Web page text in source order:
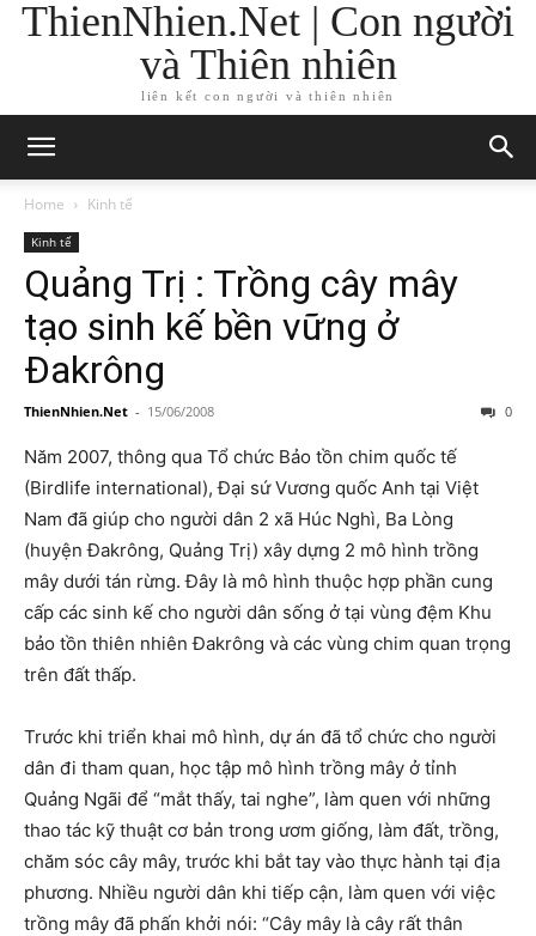
ThienNhien.Net | Con người
và Thiên nhiên
liên kết con người và thiên nhiên
Home Kinh tế
Kinh tế
Quảng Trị : Trồng cây mây
tạo sinh kế bền vững ở
Đakrông
ThienNhien.Net - 15/06/2008 0
Năm 2007, thông qua Tổ chức Bảo tồn chim quốc tế
(Birdlife international), Đại sứ Vương quốc Anh tại Việt
Nam đã giúp cho người dân 2 xã Húc Nghì, Ba Lòng
(huyện Đakrông, Quảng Trị) xây dựng 2 mô hình trồng
mây dưới tán rừng. Đây là mô hình thuộc hợp phần cung
cấp các sinh kế cho người dân sống ở tại vùng đệm Khu
bảo tồn thiên nhiên Đakrông và các vùng chim quan trọng
trên đất thấp.
Trước khi triển khai mô hình, dự án đã tổ chức cho người
dân đi tham quan, học tập mô hình trồng mây ở tỉnh
Quảng Ngãi để “mắt thấy, tai nghe”, làm quen với những
thao tác kỹ thuật cơ bản trong ươm giống, làm đất, trồng,
chăm sóc cây mây, trước khi bắt tay vào thực hành tại địa
phương. Nhiều người dân khi tiếp cận, làm quen với việc
trồng mây đã phấn khởi nói: “Cây mây là cây rất thân